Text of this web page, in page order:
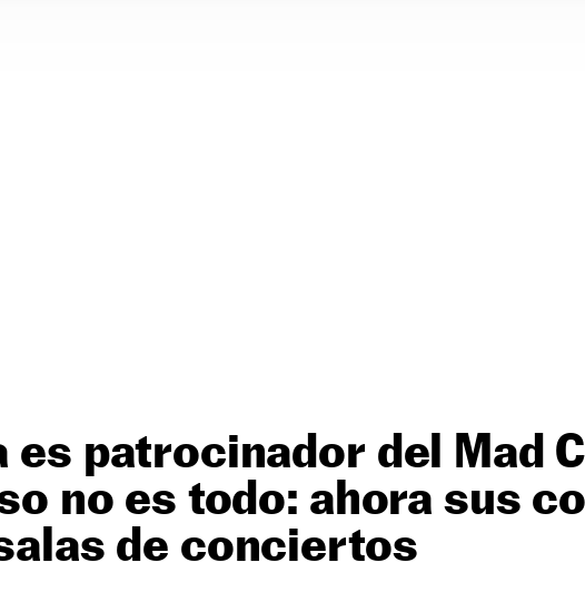
es patrocinador del Mad
no es todo: ahora sus
de conciertos